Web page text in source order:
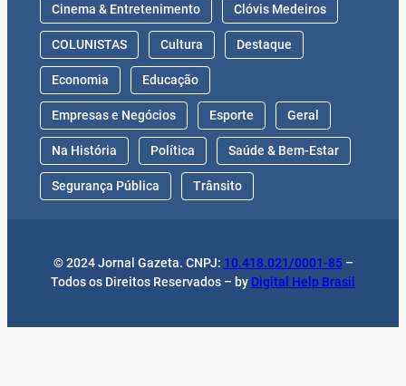
Cinema & Entretenimento Clóvis Medeiros
COLUNISTAS Cultura Destaque
Economia Educação
Empresas e Negócios Esporte Geral
Na História Política Saúde & Bem-Estar
Segurança Pública Trânsito
© 2024 Jornal Gazeta. CNPJ: 10.418.021/0001-85–
Todos os Direitos Reservados – by Digital Help Brasil